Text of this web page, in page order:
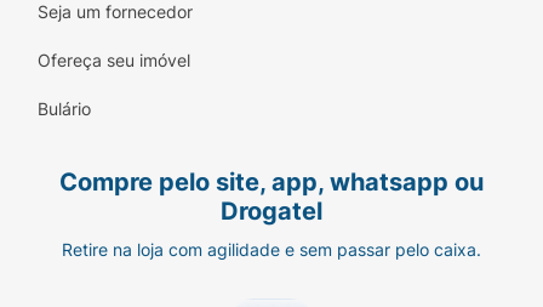
Seja um fornecedor
Ofereça seu imóvel
Bulário
Compre pelo site, app, whatsapp ou
Drogatel
Retire na loja com agilidade e sem passar pelo caixa.